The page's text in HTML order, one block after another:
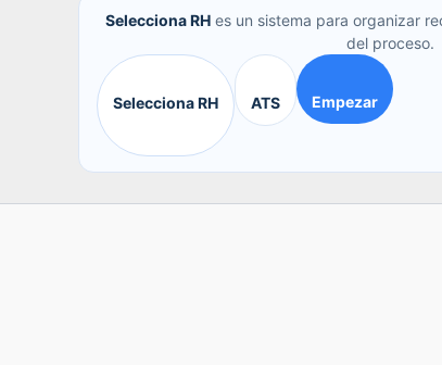
Selecciona RH es un sistema para organizar
del proceso.
Selecciona RH ATS Empezar